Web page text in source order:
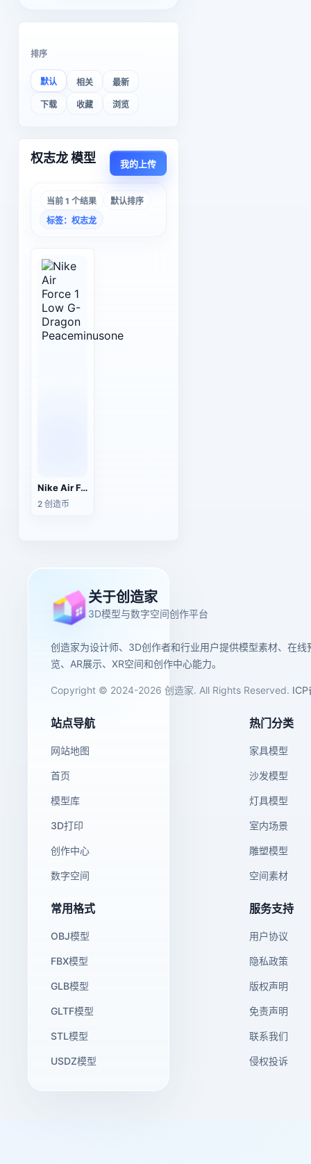
排序
默认 相关 最新
下载 收藏 浏览
权志龙 模型 我的上传
当前 1 个结果
默认排序
标签：权志龙
Nike Air Force 1 Low G-Dragon Peaceminusone
2 创造币
关于创造家
3D模型与数字空间创作平台
创造家为设计师、3D创作者和行业用户提供模型素材、在线
览、AR展示、XR空间和创作中心能力。
Copyright © 2024-2026 创造家. All Rights Reserved. ICP
站点导航
网站地图
首页
模型库
3D打印
创作中心
数字空间
热门分类
家具模型
沙发模型
灯具模型
室内场景
雕塑模型
空间素材
常用格式
OBJ模型
FBX模型
GLB模型
GLTF模型
STL模型
USDZ模型
服务支持
用户协议
隐私政策
版权声明
免责声明
联系我们
侵权投诉